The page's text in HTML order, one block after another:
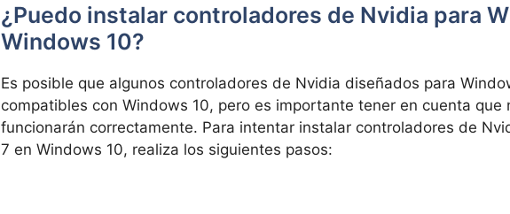
¿Puedo instalar controladores de Nvidia para
Windows 10?
Es posible que algunos controladores de Nvidia diseñados para
compatibles con Windows 10, pero es importante tener en cuenta que
funcionarán correctamente. Para intentar instalar controladores de
7 en Windows 10, realiza los siguientes pasos: